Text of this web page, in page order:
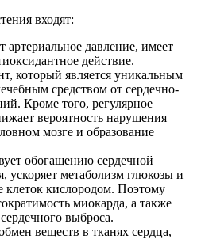
входят:
давление, имеет
действие.
который является уникальным
средством от сердечно-
Кроме того, регулярное
вероятность нарушения
мозге и образование
обогащению сердечной
метаболизм глюкозы и
кислородом. Поэтому
миокарда, а также
выброса.
веществ в тканях сердца,